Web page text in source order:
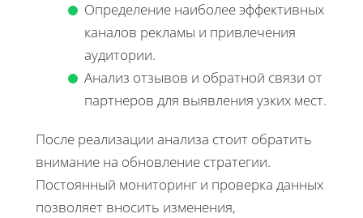
Определение наиболее эффективных
каналов рекламы и привлечения
аудитории.
Анализ отзывов и обратной связи от
партнеров для выявления узких мест.
После реализации анализа стоит обратить
внимание на обновление стратегии.
Постоянный мониторинг и проверка данных
позволяет вносить изменения,